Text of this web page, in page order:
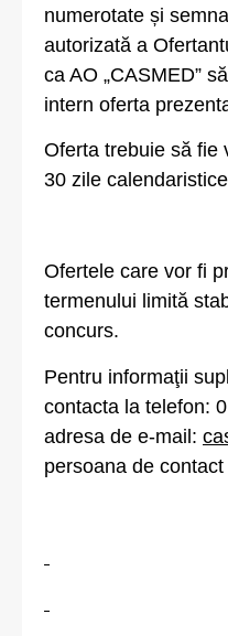
numerotate și
autorizată a
ca AO „CASMED”
intern oferta
Oferta trebuie să fie
30 zile
Ofertele care vor fi
termenului limită
concurs.
Pentru informaţii
contacta la telefon:
adresa de e-mail:
persoana de